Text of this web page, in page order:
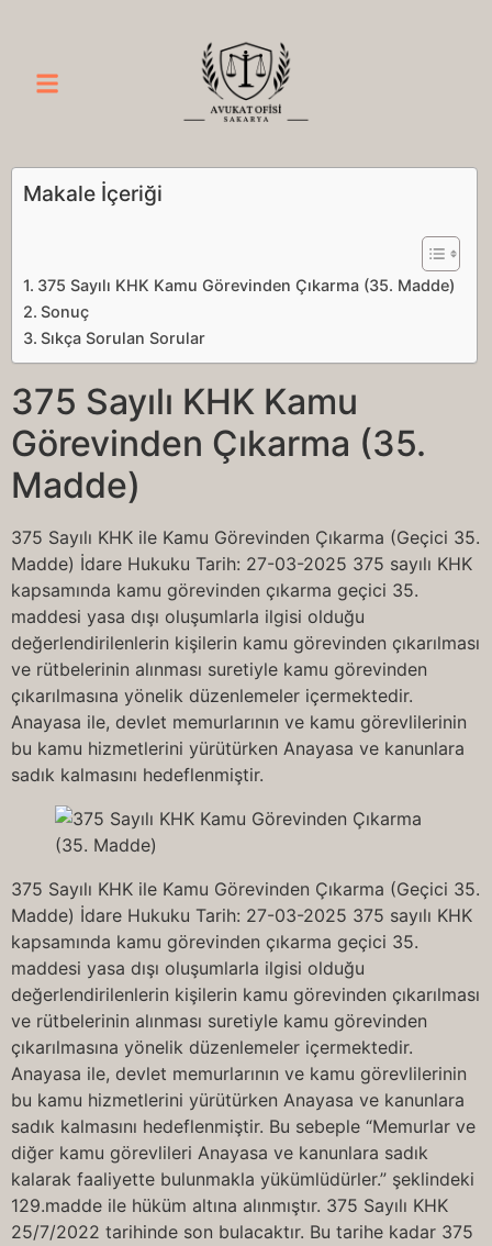
Makale İçeriği
375 Sayılı KHK Kamu Görevinden Çıkarma (35. Madde)
Sonuç
Sıkça Sorulan Sorular
375 Sayılı KHK Kamu
Görevinden Çıkarma (35.
Madde)
375 Sayılı KHK ile Kamu Görevinden Çıkarma (Geçici 35.
Madde) İdare Hukuku Tarih: 27-03-2025 375 sayılı KHK
kapsamında kamu görevinden çıkarma geçici 35.
maddesi yasa dışı oluşumlarla ilgisi olduğu
değerlendirilenlerin kişilerin kamu görevinden çıkarılması
ve rütbelerinin alınması suretiyle kamu görevinden
çıkarılmasına yönelik düzenlemeler içermektedir.
Anayasa ile, devlet memurlarının ve kamu görevlilerinin
bu kamu hizmetlerini yürütürken Anayasa ve kanunlara
sadık kalmasını hedeflenmiştir.
375 Sayılı KHK ile Kamu Görevinden Çıkarma (Geçici 35.
Madde) İdare Hukuku Tarih: 27-03-2025 375 sayılı KHK
kapsamında kamu görevinden çıkarma geçici 35.
maddesi yasa dışı oluşumlarla ilgisi olduğu
değerlendirilenlerin kişilerin kamu görevinden çıkarılması
ve rütbelerinin alınması suretiyle kamu görevinden
çıkarılmasına yönelik düzenlemeler içermektedir.
Anayasa ile, devlet memurlarının ve kamu görevlilerinin
bu kamu hizmetlerini yürütürken Anayasa ve kanunlara
sadık kalmasını hedeflenmiştir. Bu sebeple “Memurlar ve
diğer kamu görevlileri Anayasa ve kanunlara sadık
kalarak faaliyette bulunmakla yükümlüdürler.” şeklindeki
129.madde ile hüküm altına alınmıştır. 375 Sayılı KHK
25/7/2022 tarihinde son bulacaktır. Bu tarihe kadar 375